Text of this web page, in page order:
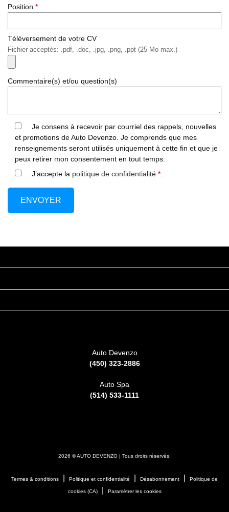
Position *
Téléversement de votre CV
Fichier acceptés: .pdf, .doc, .jpg, .png, .ppt (25 Mo max.)
Commentaire(s) et/ou question(s)
Je consens à recevoir par courriel des rappels, nouvelles
et promotions de Auto Devenzo. Je comprends que mes
renseignements seront utilisés uniquement à cette fin et que je
peux retirer mon consentement en tout temps.
J’accepte la politique de confidentialité *
Auto Devenzo
(450) 323-2886
Auto Spa
(514) 533-1111
2026 © AUTO DEVENZO | Tous droits réservés.
Termes & conditions Politique et confidentialité Désabonnement Politique de
cookies (CA)| Paramétrer les cookies